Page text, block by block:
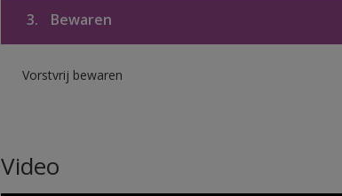
3. Bewaren
Vorstvrij bewaren
Video